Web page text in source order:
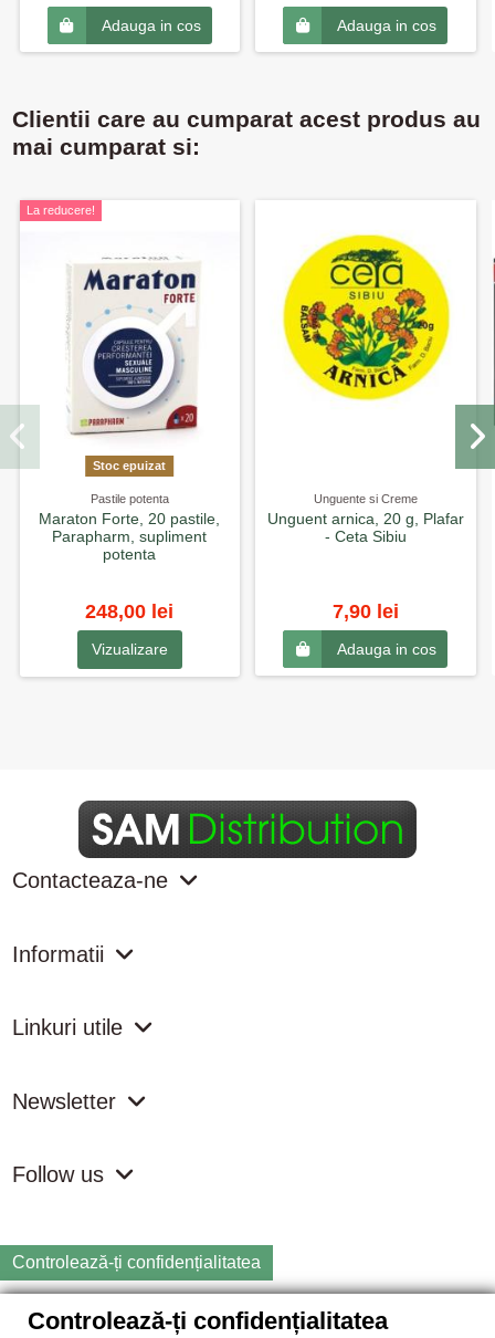
Adauga in cos Adauga in cos
Clientii care au cumparat acest produs au
mai cumparat si:
La reducere!
Stoc epuizat
Pastile potenta
Maraton Forte, 20 pastile,
Parapharm, supliment
potenta
248,00 lei
Vizualizare
Unguente si Creme
Unguent arnica, 20 g, Plafar
- Ceta Sibiu
7,90 lei
Adauga in cos
Contacteaza-ne
Informatii
Linkuri utile
Newsletter
Follow us
Controlează-ți confidențialitatea
Copyright
2026 samdistribution.ro - Magazin online cu Produse
Controlează-ți confidențialitatea